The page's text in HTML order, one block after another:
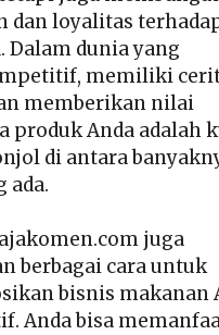
dan loyalitas
Dalam dunia yang
memiliki
memberikan nilai
produk Anda adalah
di antara
ada.
juga
berbagai cara untuk
bisnis makanan
Anda bisa